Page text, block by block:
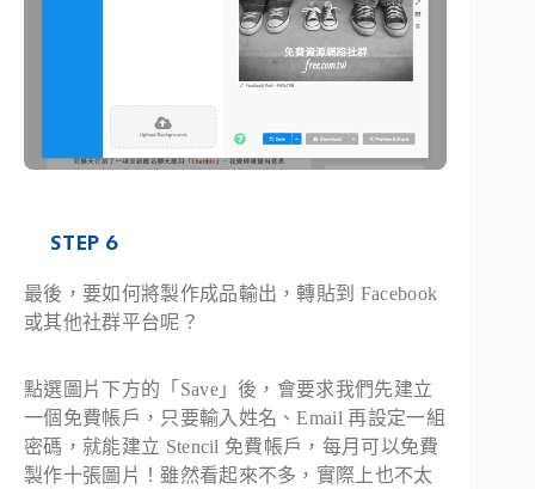
STEP 6
最後，要如何將製作成品輸出，轉貼到 Facebook
或其他社群平台呢？
點選圖片下方的「Save」後，會要求我們先建立
一個免費帳戶，只要輸入姓名、Email 再設定一組
密碼，就能建立 Stencil 免費帳戶，每月可以免費
製作十張圖片！雖然看起來不多，實際上也不太